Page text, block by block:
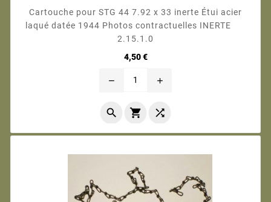
Cartouche pour STG 44 7.92 x 33 inerte Étui acier
laqué datée 1944 Photos contractuelles INERTE
2.15.1.0
4,50 €Prix
remove add
  